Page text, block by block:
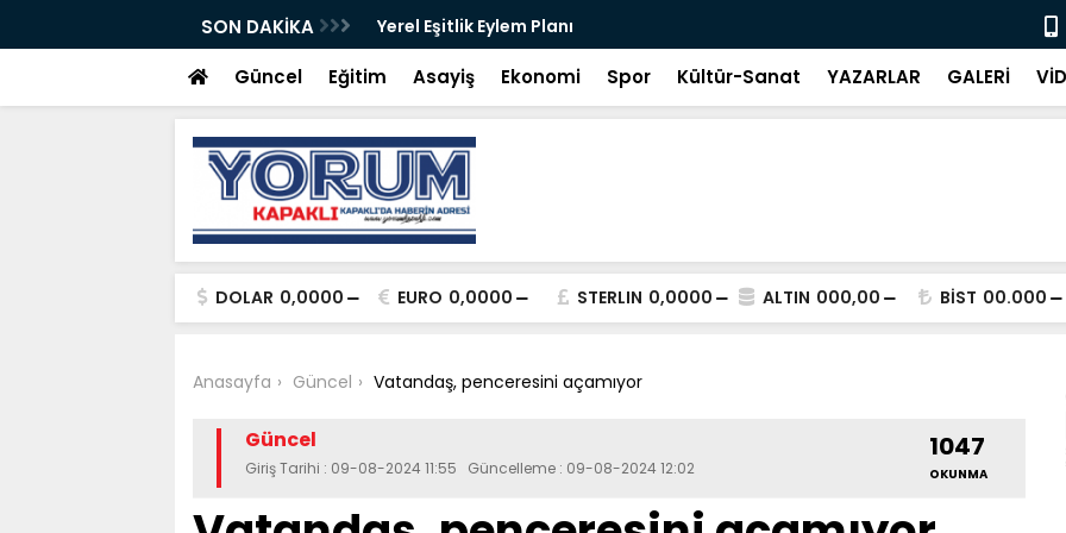
SON DAKİKA Yerel Eşitlik Eylem Planı 20 Saniye
Güncel Eğitim Asayiş Ekonomi Spor Kültür-Sanat YAZARLAR GALERİ
DOLAR 0,0000 EURO 0,0000 STERLIN 0,0000 ALTIN 000,00 BİST 00.000
Anasayfa Güncel Vatandaş, penceresini açamıyor
Güncel
Giriş Tarihi : 09-08-2024 11:55 Güncelleme : 09-08-2024 12:02
1047
OKUNMA